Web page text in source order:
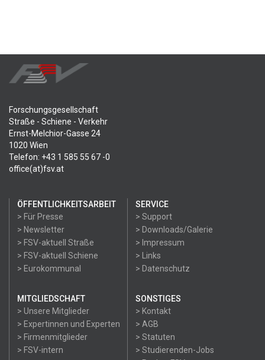
Forschungsgesellschaft
Straße - Schiene - Verkehr
Ernst-Melchior-Gasse 24
1020 Wien
Telefon: +43 1 585 55 67 -0
office(at)fsv.at
ÖFFENTLICHKEITSARBEIT
> Für Presse
> Newsletter
> FSV-aktuell Straße
> FSV-aktuell Schiene
> Eurokommunal
SERVICE
> Support
> Downloads/Galerie
> Impressum
> Links
> Datenschutz
MITGLIEDSCHAFT
> Unsere Mitglieder
> Expertinnen und Experten
> Firmenmitglieder
> FSV-intern
SONSTIGES
> Kontakt
> AGB
> Statuten
> Studierenden-Jobs